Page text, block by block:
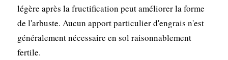
légère après la fructification peut améliorer la forme
de l'arbuste. Aucun apport particulier d'engrais n'est
généralement nécessaire en sol raisonnablement
fertile.